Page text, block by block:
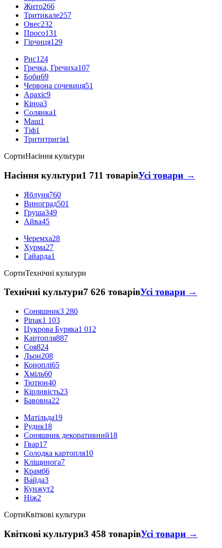
Жито266
Тритикале257
Овес232
Просо131
Гірчиця129
Рис124
Гречка, Гречиха107
Боби69
Червона сочевиця51
Арахіс9
Кіноа3
Солянка1
Маш1
Тіф1
Трититригія1
СортиНасіння культури
Насіння культури1 711 товарівУсі товари →
Яблуня760
Виноград501
Груша349
Айва45
Черемха28
Хурма27
Гайарда1
СортиТехнічні культури
Технічні культури7 626 товарівУсі товари →
Соняшник3 280
Ріпак1 103
Цукрова Буряка1 012
Картопля887
Соя824
Льон208
Коноплі65
Хміль60
Тютюн40
Кірливість23
Бавовна22
Матільда19
Рудик18
Соняшник декоративний18
Гвар17
Солодка картопля10
Кліщинога7
Крамб6
Ва́йда3
Кунжут2
Ніж2
СортиКвіткові культури
Квіткові культури3 458 товарівУсі товари →